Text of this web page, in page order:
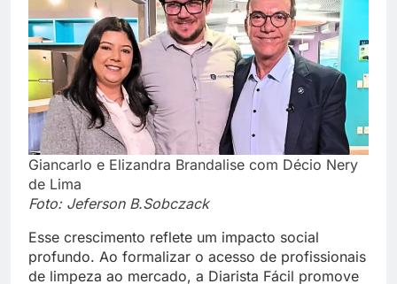
Giancarlo e Elizandra Brandalise com Décio Nery
de Lima
Foto: Jeferson B.Sobczack
Esse crescimento reflete um impacto social
profundo. Ao formalizar o acesso de profissionais
de limpeza ao mercado, a Diarista Fácil promove